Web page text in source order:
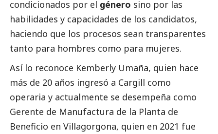
condicionados por el género sino por las
habilidades y capacidades de los candidatos,
haciendo que los procesos sean transparentes
tanto para hombres como para mujeres.
Así lo reconoce Kemberly Umaña, quien hace
más de 20 años ingresó a Cargill como
operaria y actualmente se desempeña como
Gerente de Manufactura de la Planta de
Beneficio en Villagorgona, quien en 2021 fue